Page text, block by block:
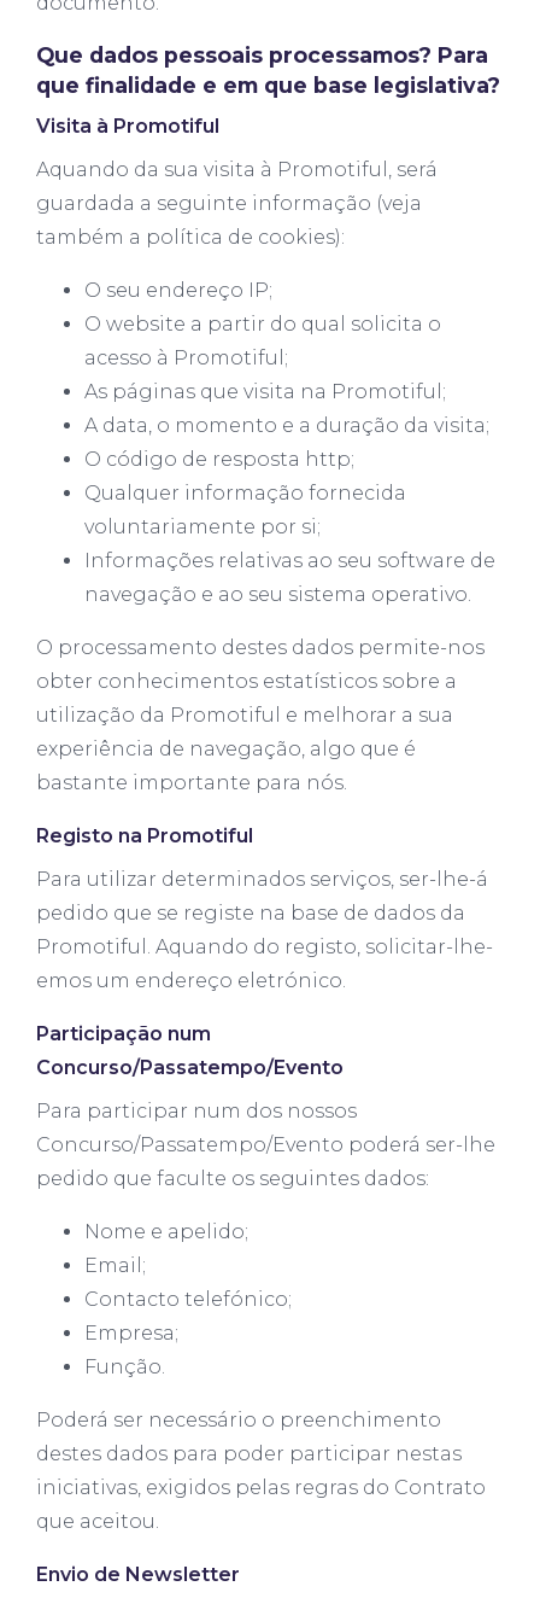
Que dados pessoais processamos? Para
que finalidade e em que base legislativa?
Visita à Promotiful
Aquando da sua visita à Promotiful, será
guardada a seguinte informação (veja
também a política de cookies):
O seu endereço IP;
O website a partir do qual solicita o
acesso à Promotiful;
As páginas que visita na Promotiful;
A data, o momento e a duração da visita;
O código de resposta http;
Qualquer informação fornecida
voluntariamente por si;
Informações relativas ao seu software de
navegação e ao seu sistema operativo.
O processamento destes dados permite-nos
obter conhecimentos estatísticos sobre a
utilização da Promotiful e melhorar a sua
experiência de navegação, algo que é
bastante importante para nós.
Registo na Promotiful
Para utilizar determinados serviços, ser-lhe-á
pedido que se registe na base de dados da
Promotiful. Aquando do registo, solicitar-lhe-
emos um endereço eletrónico.
Participação num
Concurso/Passatempo/Evento
Para participar num dos nossos
Concurso/Passatempo/Evento poderá ser-lhe
pedido que faculte os seguintes dados:
Nome e apelido;
Email;
Contacto telefónico;
Empresa;
Função.
Poderá ser necessário o preenchimento
destes dados para poder participar nestas
iniciativas, exigidos pelas regras do Contrato
que aceitou.
Envio de Newsletter